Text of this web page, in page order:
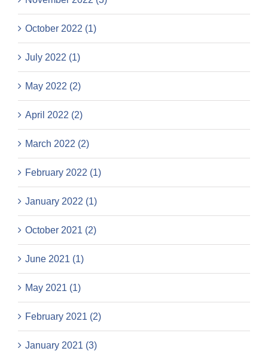
October 2022 (1)
July 2022 (1)
May 2022 (2)
April 2022 (2)
March 2022 (2)
February 2022 (1)
January 2022 (1)
October 2021 (2)
June 2021 (1)
May 2021 (1)
February 2021 (2)
January 2021 (3)